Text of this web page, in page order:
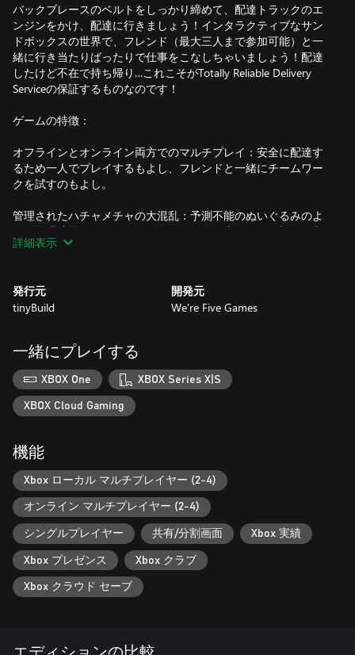
バックブレースのベルトをしっかり締めて、配達トラックのエ
ンジンをかけ、配達に行きましょう！インタラクティブなサン
ドボックスの世界で、フレンド（最大三人まで参加可能）と一
緒に行き当たりばったりで仕事をこなしちゃいましょう！配達
したけど不在で持ち帰り…これこそがTotally Reliable Delivery
Serviceの保証するものなのです！
ゲームの特徴：
オフラインとオンライン両方でのマルチプレイ：安全に配達す
るため一人でプレイするもよし、フレンドと一緒にチームワー
クを試すのもよし。
管理されたハチャメチャの大混乱：予測不能のぬいぐるみのよ
うな物理演算が、キビキビとしたゲームと出会った…走る、跳
ぶ、飛び込む、つかむ、そんな操作が簡単にできちゃいます。
娯楽に満ちた世界：時には配達作業を中断し、色々と遊びまわ
ャや乗り物、機械がぎっしり詰まっていますよ。
寄せ集めの作業員たち：ブルーカラーの作業員たちをカスタマ
イズして仕事に取り掛かりましょう。さあ、配達の時間です
よ！
詳細表示
発行元
tinyBuild
開発元
We're Five Games
一緒にプレイする
XBOX One XBOX Series X|S
XBOX Cloud Gaming
機能
Xbox ローカル マルチプレイヤー (2-4)
オンライン マルチプレイヤー (2-4)
シングルプレイヤー 共有/分割画面 Xbox 実績
Xbox プレゼンス Xbox クラブ
Xbox クラウド セーブ